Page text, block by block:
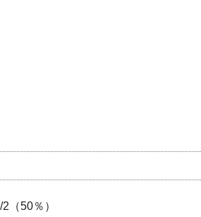
（50％）